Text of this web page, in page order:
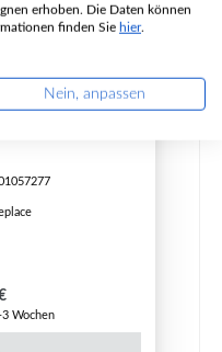
Preis:
Wochen
erhoben. Die Daten können
finden Sie hier.
Nein, anpassen